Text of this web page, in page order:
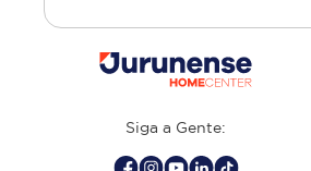
Siga a Gente: